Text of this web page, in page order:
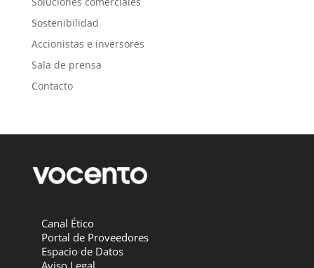
Sostenibilidad
Accionistas e inversores
Sala de prensa
Contacto
Canal Ético
Portal de Proveedores
Espacio de Datos
Aviso Legal